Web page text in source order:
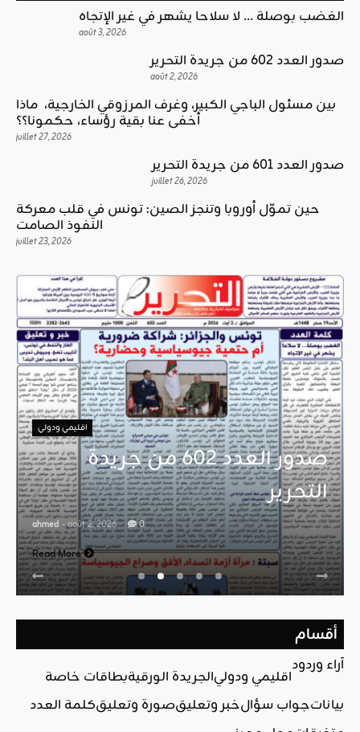
الغضب بوصلة … لا سلاحا يشهر في غير الإتجاه
août 3, 2026
صدور العدد 602 من جريدة التحرير
août 2, 2026
بين مسئول الباجي الكبير، وغرف المرزوقي الخارجية، ماذا
أخفى عنا بقية رؤساء، حكمونا؟؟
juillet 27, 2026
صدور العدد 601 من جريدة التحرير
juillet 26, 2026
حين تموّل أوروبا وتنجز الصين: تونس في قلب معركة
النفوذ الصامت
juillet 23, 2026
اقليمي ودولي
صدور العدد 602 من جريدة
التحرير
ahmed - août 2, 2026 0
Read More
أقسام
آراء وردود
اقليمي ودوليالجريدة الورقيةبطاقات خاصة
بياناتجواب سؤالخبر وتعليقصورة وتعليقكلمة العدد